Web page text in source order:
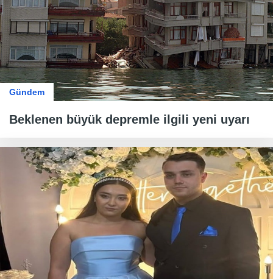
Gündem
Beklenen büyük depremle ilgili yeni uyarı